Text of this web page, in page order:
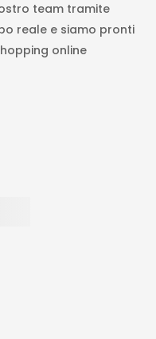
team tramite
reale e siamo pronti
online